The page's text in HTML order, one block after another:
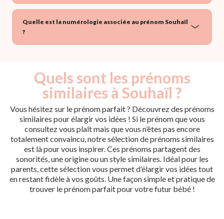
Quelle est la numérologie associée au prénom Souhaïl
?
Quels sont les prénoms
similaires à Souhaïl ?
Vous hésitez sur le prénom parfait ? Découvrez des prénoms
similaires pour élargir vos idées ! Si le prénom que vous
consultez vous plaît mais que vous n’êtes pas encore
totalement convaincu, notre sélection de prénoms similaires
est là pour vous inspirer. Ces prénoms partagent des
sonorités, une origine ou un style similaires. Idéal pour les
parents, cette sélection vous permet d’élargir vos idées tout
en restant fidèle à vos goûts. Une façon simple et pratique de
trouver le prénom parfait pour votre futur bébé !